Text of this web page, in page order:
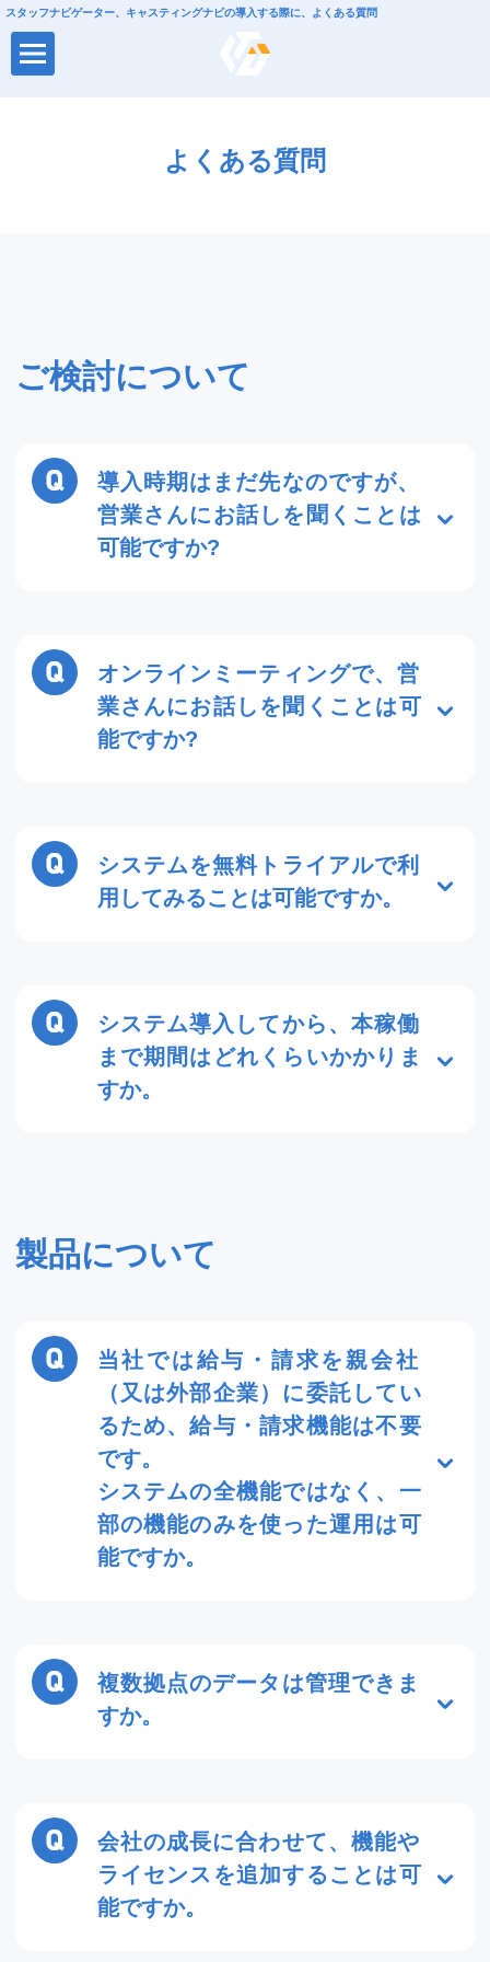
スタッフナビゲーター、キャスティングナビの導入する際に、よくある質問
よくある質問
ご検討について
導入時期はまだ先なのですが、
営業さんにお話しを聞くことは
可能ですか?
報収集している」 どのようなご状況でも
当社の製品・サービスのご説明を承りま
す。こちら からご予約ください。
オンラインミーティングで、営
業さんにお話しを聞くことは可
能ですか?
のお困りごとでも、無料でご相談お受け
いたします。こちらからご予約くださ
システムを無料トライアルで利
用してみることは可能ですか。
す。操作方法のご説明、ご不明点があっ
た場合のサポートお問合わせなどもご利
用いただけます。
システム導入してから、本稼働
まで期間はどれくらいかかりま
すか。
稼働させて結果に差異が生じないか、な
ど運用に乗るまで伴走いたします。
製品について
当社では給与・請求を親会社
（又は外部企業）に委託してい
るため、給与・請求機能は不要
です。
システムの全機能ではなく、一
部の機能のみを使った運用は可
能ですか。
に絞った運用実績も多数ございます。た
だし「機能の切売り」は出来かねます。
複数拠点のデータは管理できま
すか。
れの拠点ごとにデータを管理できます。
また、最高権限が与えられたユーザー
は、全拠点のデータを閲覧することが可
会社の成長に合わせて、機能や
ライセンスを追加することは可
能ですか。